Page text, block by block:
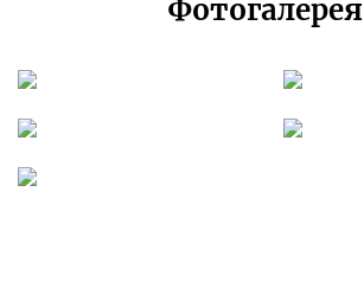
Фотогалерея